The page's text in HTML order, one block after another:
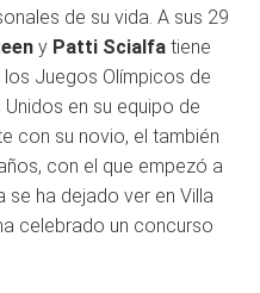
de su vida. A sus 29
y Patti Scialfa tiene
Juegos Olímpicos de
en su equipo de
con su novio, el también
con el que empezó a
se ha dejado ver en Villa
celebrado un concurso